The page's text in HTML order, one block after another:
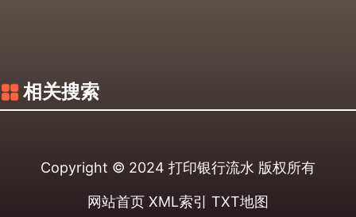
相关搜索
Copyright © 2024 打印银行流水 版权所有
网站首页 XML索引 TXT地图